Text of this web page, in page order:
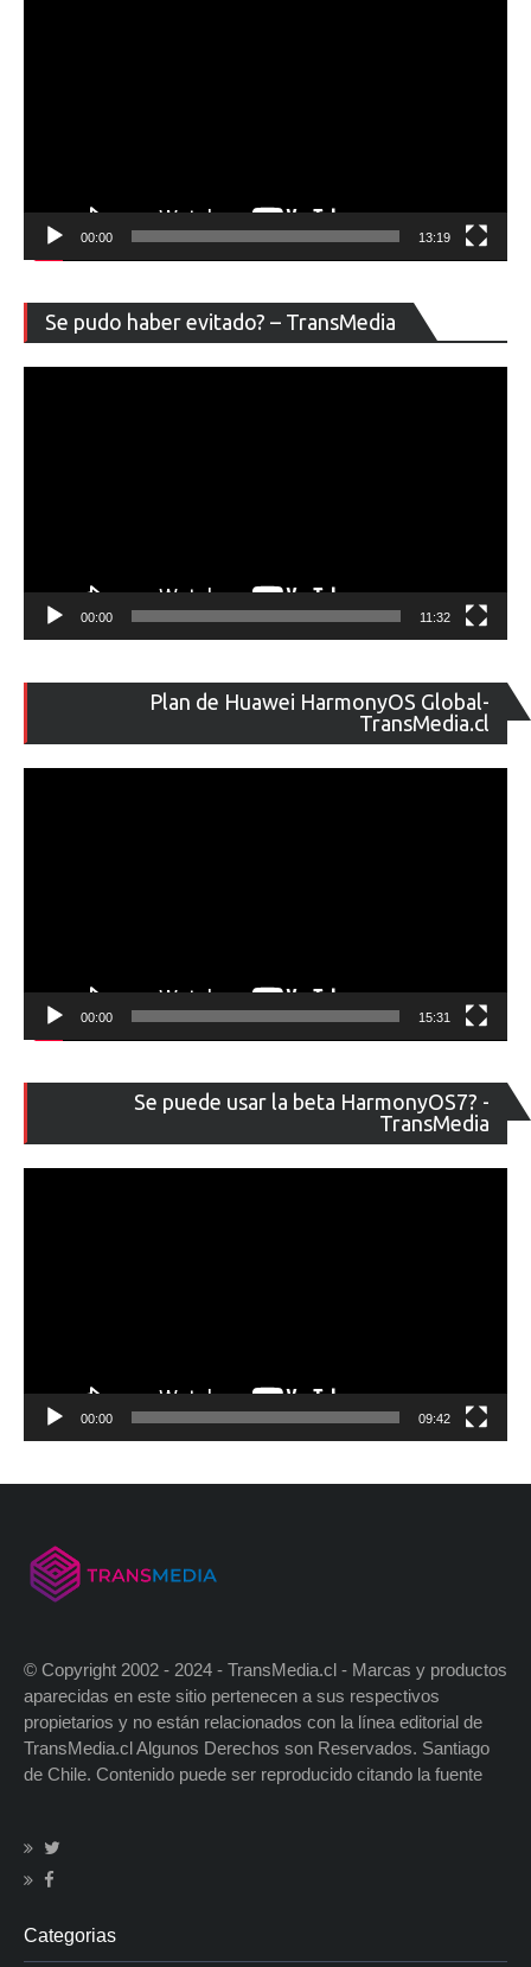
00:00 13:19
Se pudo haber evitado? – TransMedia
de
00:00 11:32
Plan de Huawei HarmonyOS Global-
TransMedia.cl
de
00:00 15:31
Se puede usar la beta HarmonyOS7? -
TransMedia
de
00:00 09:42
© Copyright 2002 - 2024 - TransMedia.cl - Marcas y productos
aparecidas en este sitio pertenecen a sus respectivos
propietarios y no están relacionados con la línea editorial de
TransMedia.cl Algunos Derechos son Reservados. Santiago
de Chile. Contenido puede ser reproducido citando la fuente
Categorias